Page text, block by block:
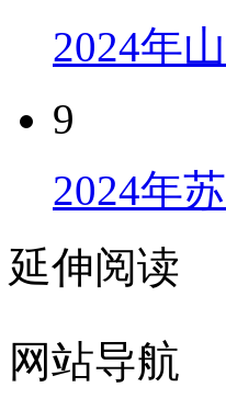
2024年
9
2024年
延伸阅读
网站导航